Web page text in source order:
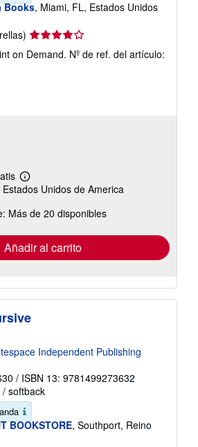
Books, Miami, FL, Estados Unidos
Calificación
del
vendedor:
on Demand. Nº de ref. del artículo:
Más
información
las
envío
Unidos de America
Más de 20 disponibles
Añadir al carrito
Independent Publishing
/ ISBN 13: 9781499273632
softback
BOOKSTORE, Southport, Reino